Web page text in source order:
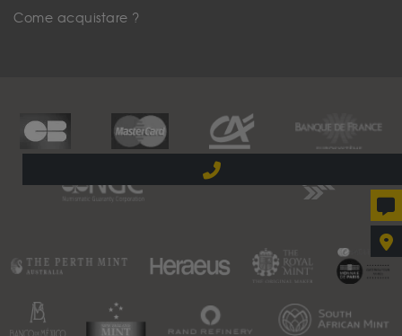
Come acquistare ?